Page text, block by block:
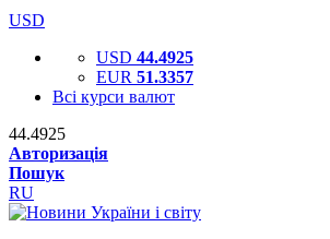
USD
USD 44.4925
EUR 51.3357
Всі курси валют
44.4925
Авторизація
Пошук
RU